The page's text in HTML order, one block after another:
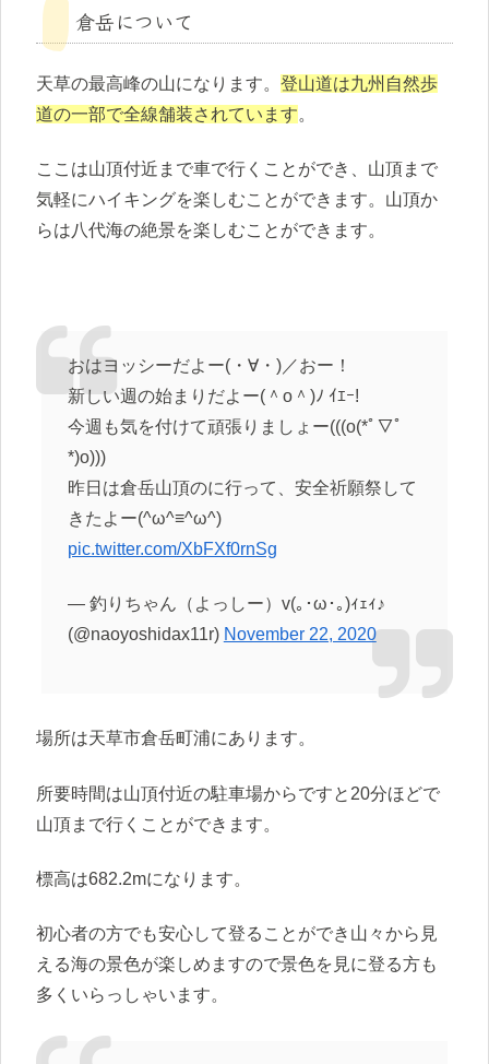
倉岳について
天草の最高峰の山になります。 登山道は九州自然歩
道の一部で全線舗装されています。
ここは山頂付近まで車で行くことができ、山頂まで
気軽にハイキングを楽しむことができます。山頂か
らは八代海の絶景を楽しむことができます。
おはヨッシーだよー(・∀・)／おー！
新しい週の始まりだよー(＾o＾)ﾉ ｲｴｰ!
今週も気を付けて頑張りましょー(((o(*ﾟ▽ﾟ
*)o)))
昨日は倉岳山頂のに行って、安全祈願祭して
きたよー(^ω^≡^ω^)
pic.twitter.com/XbFXf0rnSg
— 釣りちゃん（よっしー）v(｡･ω･｡)ｨｪｨ♪
(@naoyoshidax11r) November 22, 2020
場所は天草市倉岳町浦にあります。
所要時間は山頂付近の駐車場からですと20分ほどで
山頂まで行くことができます。
標高は682.2mになります。
初心者の方でも安心して登ることができ山々から見
える海の景色が楽しめますので景色を見に登る方も
多くいらっしゃいます。